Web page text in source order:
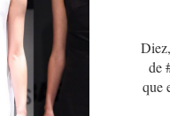
de
que